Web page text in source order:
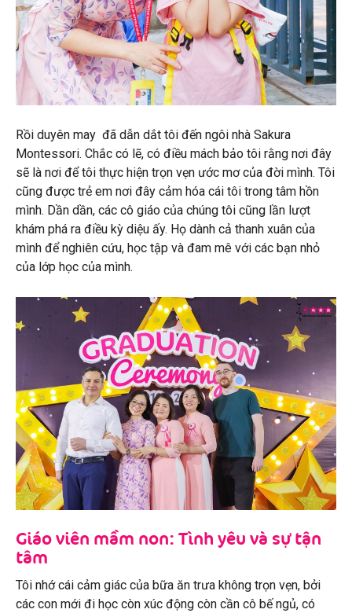
Rồi duyên may đã dẫn dắt tôi đến ngôi nhà Sakura
Montessori. Chắc có lẽ, có điều mách bảo tôi rằng nơi đây
sẽ là nơi để tôi thực hiện trọn vẹn ước mơ của đời mình. Tôi
cũng được trẻ em nơi đây cảm hóa cái tôi trong tâm hồn
mình. Dần dần, các cô giáo của chúng tôi cũng lần lượt
khám phá ra điều kỳ diệu ấy. Họ dành cả thanh xuân của
mình để nghiên cứu, học tập và đam mê với các bạn nhỏ
của lớp học của mình.
Giáo viên mầm non: Tình yêu và sự tận
tâm
Tôi nhớ cái cảm giác của bữa ăn trưa không trọn vẹn, bởi
các con mới đi học còn xúc động còn cần cô bế ngủ, có